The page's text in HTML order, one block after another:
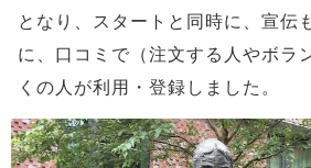
となり、スタートと同時に、宣伝
に、口コミで（注文する人やボラ
くの人が利用・登録しました。